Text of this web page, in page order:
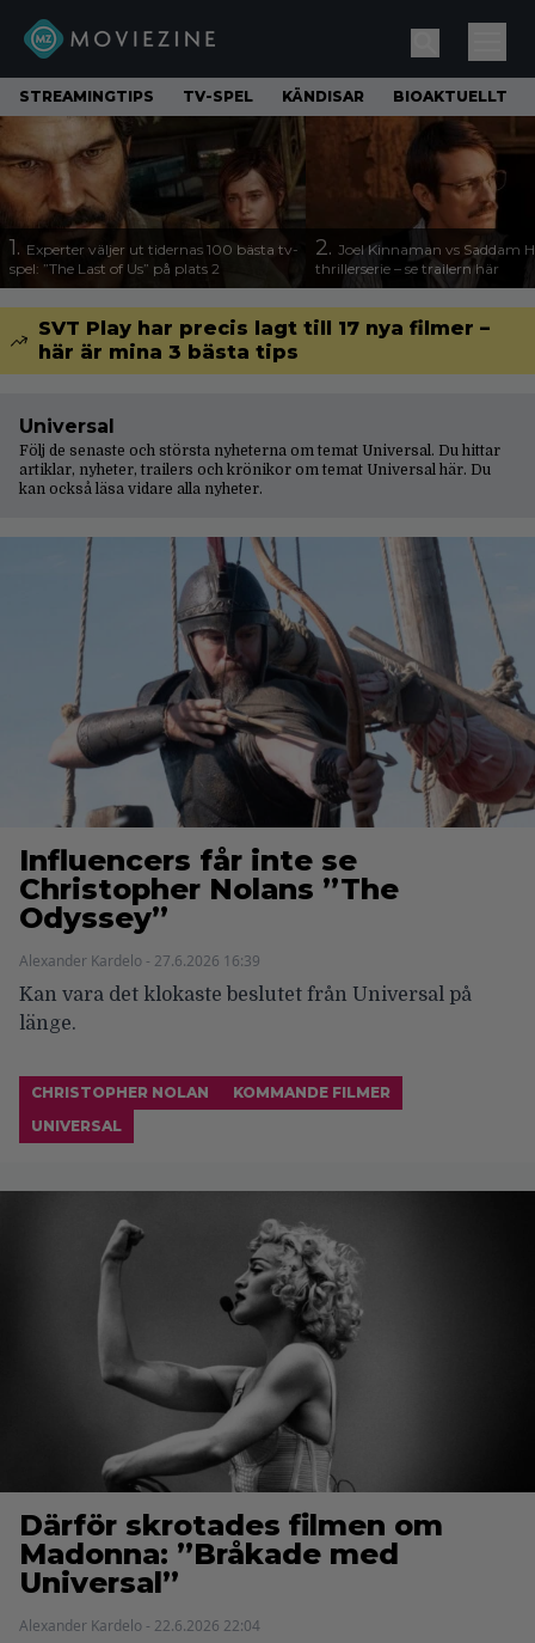
STREAMINGTIPS TV-SPEL KÄNDISAR BIOAKTUELLT
1. Experter väljer ut tidernas 100 bästa tv-
spel: ”The Last of Us” på plats 2
2. Joel Kinnaman vs Saddam
thrillerserie – se trailern här
SVT Play har precis lagt till 17 nya filmer –
här är mina 3 bästa tips
Universal
Följ de senaste och största nyheterna om temat Universal. Du hittar
artiklar, nyheter, trailers och krönikor om temat Universal här. Du
kan också läsa vidare alla nyheter.
Influencers får inte se
Christopher Nolans ”The
Odyssey”
Alexander Kardelo - 27.6.2026 16:39
Kan vara det klokaste beslutet från Universal på
länge.
CHRISTOPHER NOLAN
KOMMANDE FILMER
UNIVERSAL
Därför skrotades filmen om
Madonna: ”Bråkade med
Universal”
Alexander Kardelo - 22.6.2026 22:04